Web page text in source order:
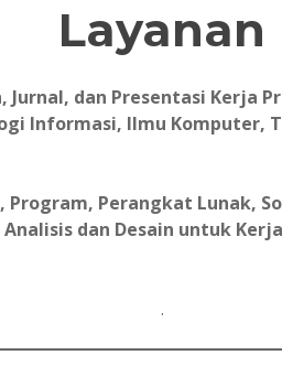
Layanan
Jurnal, dan Presentasi
Informasi, Ilmu Komputer,
Program, Perangkat Lunak,
dan Desain untuk
.